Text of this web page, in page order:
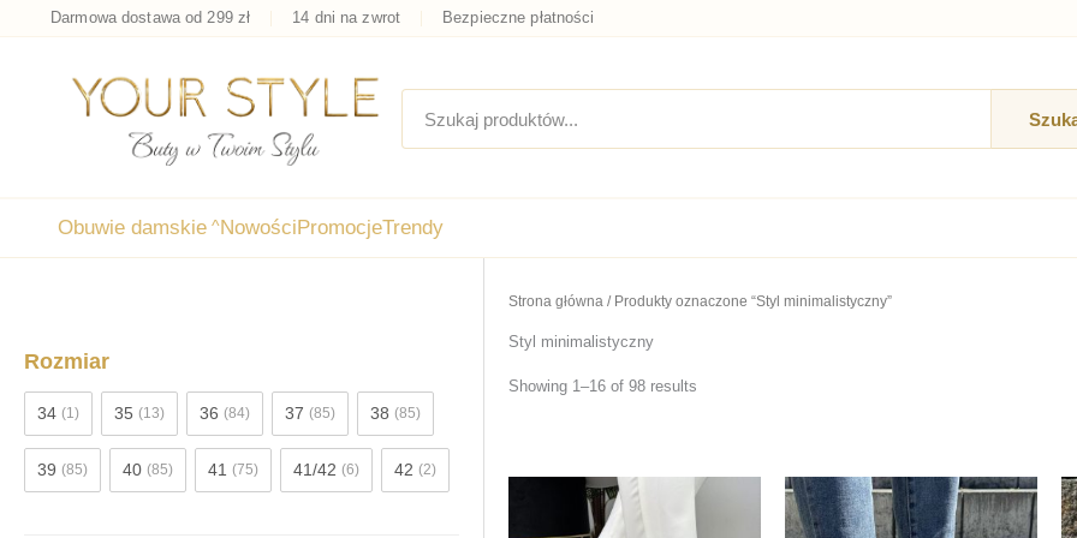
Darmowa dostawa od 299 zł 14 dni na zwrot Bezpieczne płatności
Obuwie damskie ^NowościPromocjeTrendy
Rozmiar
34 (1) 35 (13) 36 (84) 37 (85) 38 (85)
39 (85) 40 (85) 41 (75) 41/42 (6) 42 (2)
Strona główna / Produkty oznaczone “Styl minimalistyczny”
Styl minimalistyczny
Showing 1–16 of 98 results